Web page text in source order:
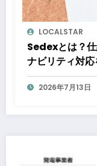
LOCALSTAR
Sedexとは？
ナビリティ対
2026年7月13日